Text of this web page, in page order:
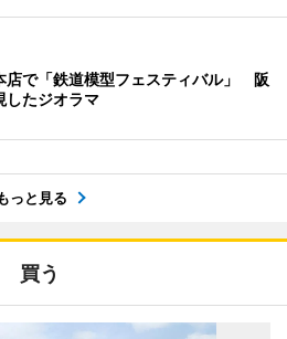
店で「鉄道模型フェスティバル」 阪
したジオラマ
っと見る
買う